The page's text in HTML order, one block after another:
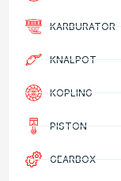
KARBURATOR
KNALPOT
KOPLING
PISTON
GEARBOX